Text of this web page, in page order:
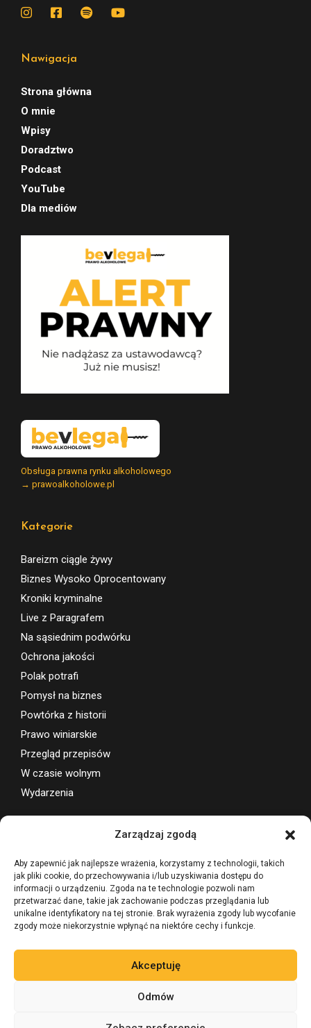
Zarządzaj zgodą
Aby zapewnić jak najlepsze wrażenia, korzystamy z technologii, takich
jak pliki cookie, do przechowywania i/lub uzyskiwania dostępu do
informacji o urządzeniu. Zgoda na te technologie pozwoli nam
przetwarzać dane, takie jak zachowanie podczas przeglądania lub
unikalne identyfikatory na tej stronie. Brak wyrażenia zgody lub wycofanie
zgody może niekorzystnie wpłynąć na niektóre cechy i funkcje.
Akceptuję
Odmów
Nawigacja
Strona główna
O mnie
Wpisy
Doradztwo
Podcast
YouTube
Dla mediów
Obsługa prawna rynku alkoholowego
→ prawoalkoholowe.pl
Kategorie
Bareizm ciągle żywy
Biznes Wysoko Oprocentowany
Kroniki kryminalne
Live z Paragrafem
Na sąsiednim podwórku
Ochrona jakości
Polak potrafi
Pomysł na biznes
Powtórka z historii
Prawo winiarskie
Przegląd przepisów
W czasie wolnym
Wydarzenia